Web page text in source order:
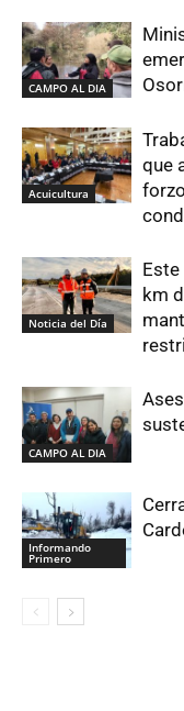
CAMPO AL DIA
Acuicultura
que
Noticia del Día
km
CAMPO AL DIA
Informando
Primero